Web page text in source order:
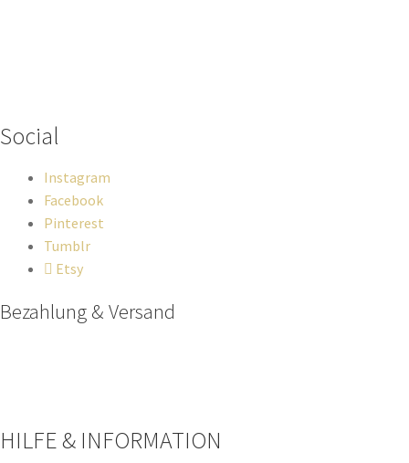
Social
Instagram
Facebook
Pinterest
Tumblr
Etsy
Bezahlung & Versand
HILFE & INFORMATION​